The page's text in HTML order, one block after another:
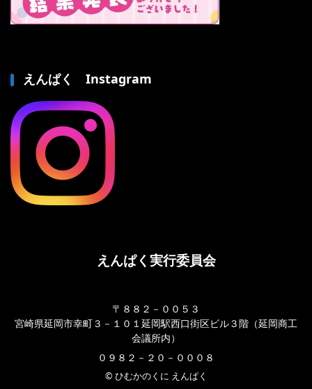
えんぱく Instagram
えんぱく実行委員会
〒８８２－００５３
宮崎県延岡市幸町３－１０１延岡駅西口街区ビル３階（延岡商工
会議所内）
０９８２－２０－０００８
© ひむかのくに えんぱく